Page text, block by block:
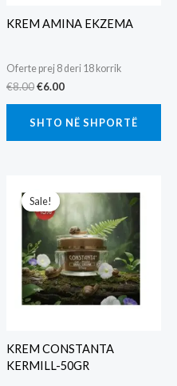
KREM AMINA EKZEMA
Oferte prej 8 deri 18 korrik
€8.00Original
€8.00.
€6.00Current
€6.00.
SHTO NË SHPORTË
Sale!
Sale!
KREM CONSTANTA
KERMILL-50GR